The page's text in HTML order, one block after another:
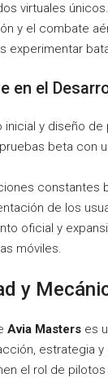
virtuales
y el combate
experimentar
en el
inicial y diseño de
beta con
constantes
de los
oficial y
móviles.
y
Avia Masters es
estrategia
el rol de